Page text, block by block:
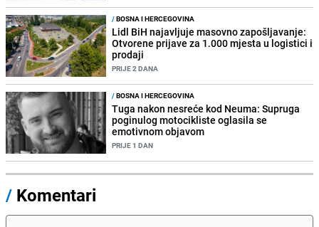
/BOSNA I HERCEGOVINA
Lidl BiH najavljuje masovno zapošljavanje:
Otvorene prijave za 1.000 mjesta u logistici i
prodaji
PRIJE 2 DANA
/BOSNA I HERCEGOVINA
Tuga nakon nesreće kod Neuma: Supruga
poginulog motocikliste oglasila se
emotivnom objavom
PRIJE 1 DAN
/ Komentari